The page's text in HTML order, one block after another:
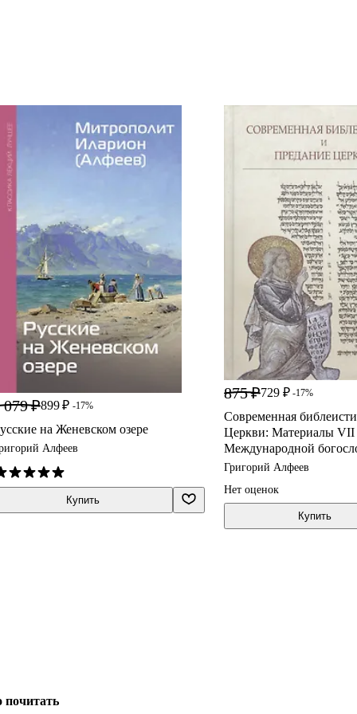
079 ₽899 ₽ -17%
на Женевском озере
Алфеев
Купить
875 ₽729 ₽ -17%
Современная
Церкви: Материалы VII
Международной
конференции Русс
Григорий Алфеев
Нет оценок
Купить
почитать